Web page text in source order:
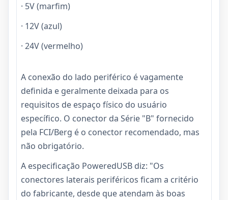
· 5V (marfim)
· 12V (azul)
· 24V (vermelho)
A conexão do lado periférico é vagamente
definida e geralmente deixada para os
requisitos de espaço físico do usuário
específico. O conector da Série "B" fornecido
pela FCI/Berg é o conector recomendado, mas
não obrigatório.
A especificação PoweredUSB diz: "Os
conectores laterais periféricos ficam a critério
do fabricante, desde que atendam às boas